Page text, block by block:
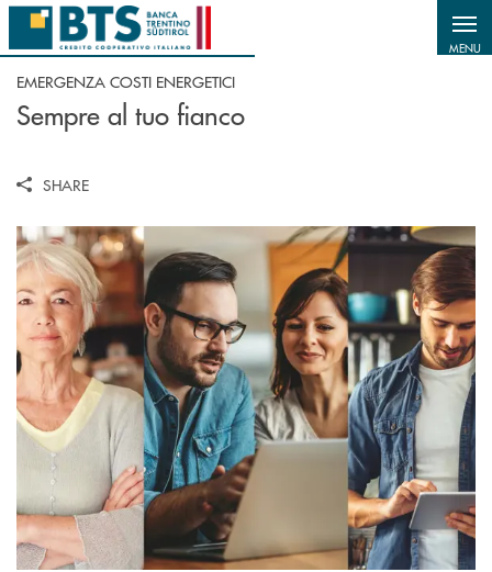
Salta al contenuto principale
MENU
EMERGENZA COSTI ENERGETICI
Sempre al tuo fianco
SHARE